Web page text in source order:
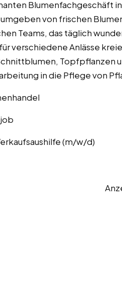
Blumenfachgeschäft
von frischen
Teams, das täglich
verschiedene Anlässe
Topfpflanzen
in die Pflege von
(m/w/d)